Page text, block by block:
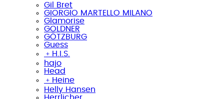
Gil Bret
GIORGIO MARTELLO MILANO
Glamorise
GOLDNER
GÖTZBURG
Guess
﹢ H.I.S.
hajo
Head
﹢ Heine
Helly Hansen